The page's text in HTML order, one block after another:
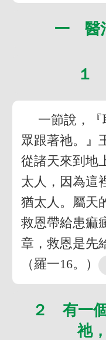
一 醫
１
一節說，
眾跟著祂。』
從諸天來到地
太人，因為這
猶太人。屬天
救恩帶給患痲
章，救恩是先
（羅一16。）
２ 有一
祂